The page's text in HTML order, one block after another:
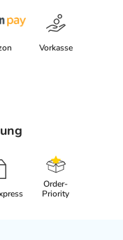
Vorkasse
Order-
Priority